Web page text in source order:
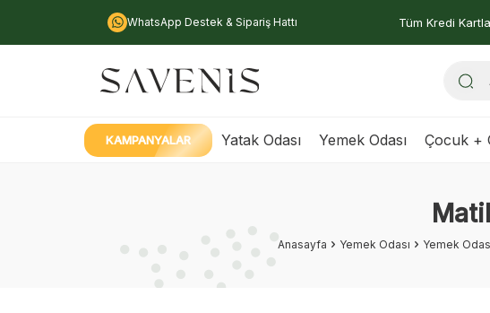
WhatsApp Destek & Sipariş Hattı Tüm Kredi
KAMPANYALAR Yatak Odası Yemek Odası Çocuk +
Anasayfa Yemek Odası Yemek